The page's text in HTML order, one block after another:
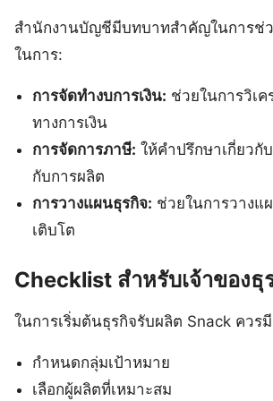
สำนักงานบัญชีมีบทบาทสำคัญในการช่ว
ในการ:
การจัดทำงบการเงิน: ช่วยในการวิเ
ทางการเงิน
การจัดการภาษี: ให้คำปรึกษาเกี่ยวกั
กับการผลิต
การวางแผนธุรกิจ: ช่วยในการวางแ
เติบโต
Checklist สำหรับเจ้าของธุ
ในการเริ่มต้นธุรกิจรับผลิต Snack ควร
กำหนดกลุ่มเป้าหมาย
เลือกผู้ผลิตที่เหมาะสม